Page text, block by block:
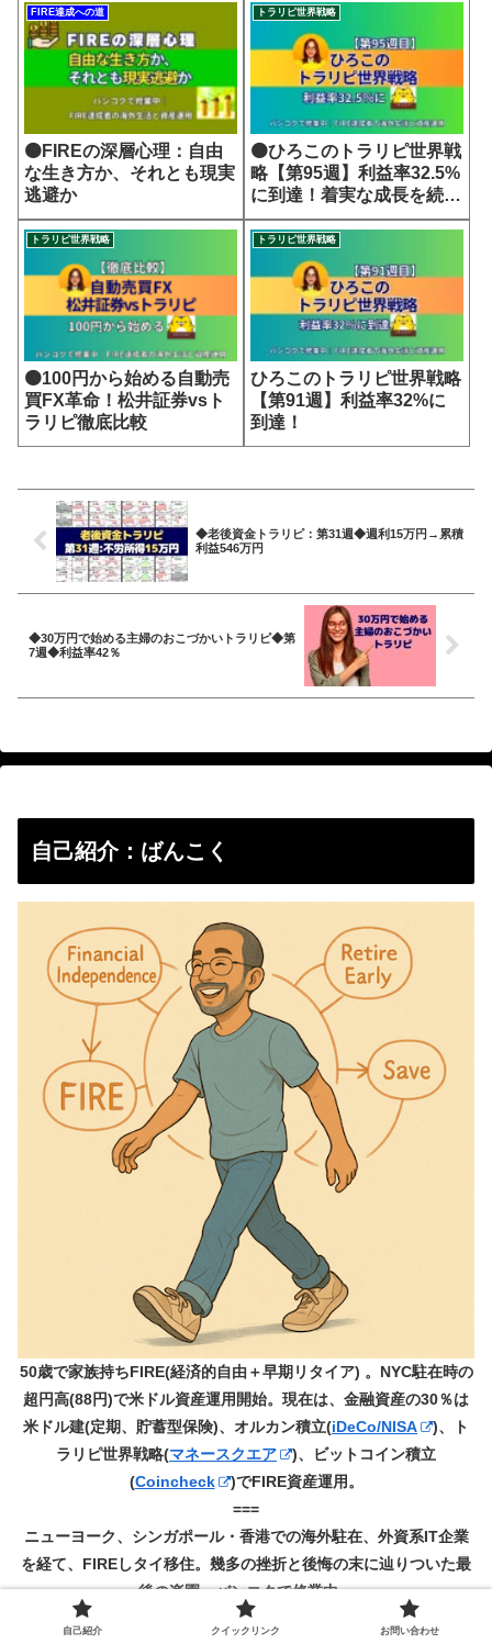
FIRE達成への道
🟠FIREの深層心理：自由
な生き方か、それとも現実
逃避か
トラリピ世界戦略
🟠ひろこのトラリピ世界戦
略【第95週】利益率32.5%
に到達！着実な成長を続け
る世界戦略
トラリピ世界戦略
🟠100円から始める自動売
買FX革命！松井証券vsト
ラリピ徹底比較
トラリピ世界戦略
ひろこのトラリピ世界戦略
【第91週】利益率32%に
到達！
◆老後資金トラリピ：第31週◆週利15万円→累積
利益546万円
◆30万円で始める主婦のおこづかいトラリピ◆第
7週◆利益率42％
自己紹介：ばんこく
50歳で家族持ちFIRE(経済的自由＋早期リタイア) 。NYC駐在時の
超円高(88円)で米ドル資産運用開始。現在は、金融資産の30％は
米ドル建(定期、貯蓄型保険)、オルカン積立(iDeCo/NISA
)、ト
ラリピ世界戦略(マネースクエア
)、ビットコイン積立
(Coincheck
)でFIRE資産運用。
===
ニューヨーク、シンガポール・香港での海外駐在、外資系IT企業
を経て、FIREしタイ移住。幾多の挫折と後悔の末に辿りついた最
後の楽園、バンコクで修業中。
===
自己紹介 クイックリンク お問い合わせ